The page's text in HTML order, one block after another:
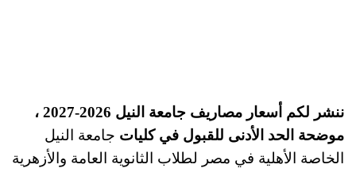
ننشر لكم أسعار مصاريف جامعة النيل 2026-2027 ،
موضحة الحد الأدنى للقبول في كليات جامعة النيل
الخاصة الأهلية في مصر لطلاب الثانوية العامة والأزهرية